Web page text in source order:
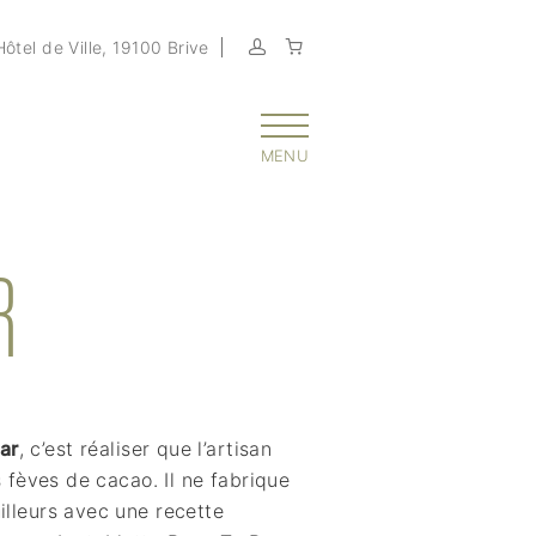
de Ville, 19100 Brive
MENU
, c’est réaliser que l’artisan
de cacao. Il ne fabrique
avec une recette